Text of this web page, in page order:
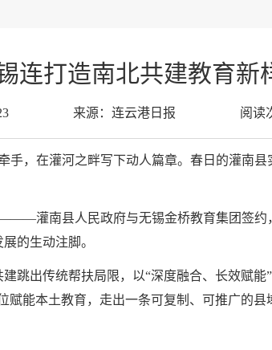
连打造南北共建教育新
来源： 连云港日报 阅读
手，在灌河之畔写下动人篇章。春日的灌南
灌南县人民政府与无锡金桥教育集团签约
的生动注脚。
跳出传统帮扶局限，以“深度融合、长效赋能
赋能本土教育，走出一条可复制、可推广的